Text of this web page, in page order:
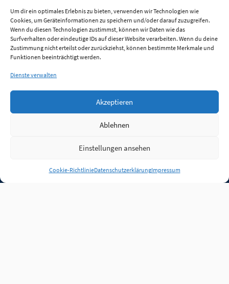
Um dir ein optimales Erlebnis zu bieten, verwenden wir Technologien wie
Cookies, um Geräteinformationen zu speichern und/oder darauf zuzugreifen.
Wenn du diesen Technologien zustimmst, können wir Daten wie das
Surfverhalten oder eindeutige IDs auf dieser Website verarbeiten. Wenn du deine
Zustimmung nicht erteilst oder zurückziehst, können bestimmte Merkmale und
Funktionen beeinträchtigt werden.
Dienste verwalten
Akzeptieren
Ablehnen
Einstellungen ansehen
Cookie-RichtlinieDatenschutzerklärungImpressum
Anmelden
Jobs Partner FAQ Quellen